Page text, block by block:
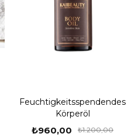
Feuchtigkeitsspendendes
Körperöl
₺960,00 ₺1.200,00